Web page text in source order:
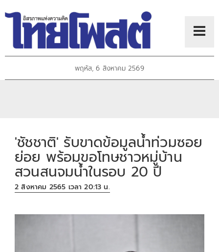
พฤหัส, 6 สิงหาคม 2569
'ชัชชาติ' รับขาดข้อมูลน้ำท่วมซอย
ย่อย พร้อมขอโทษชาวหมู่บ้าน
สวนสนจมน้ำในรอบ 20 ปี
2 สิงหาคม 2565 เวลา 20:13 น.